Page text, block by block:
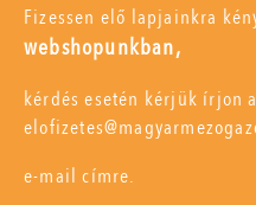
Fizessen elő lapjainkra
webshopunkban,
kérdés esetén kérjük írjon
e-mail címre.